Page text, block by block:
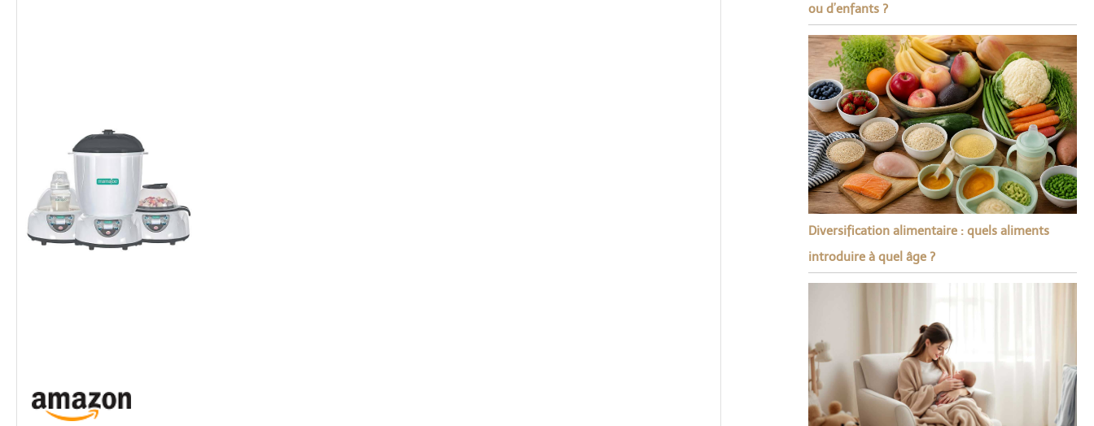
ou d’enfants ?
Diversification alimentaire : quels aliments
introduire à quel âge ?